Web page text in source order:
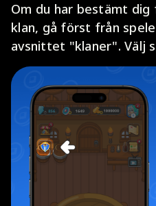
Om du har bestämt
klan, gå först från
avsnittet "klaner". Välj